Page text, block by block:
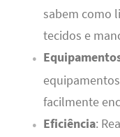
sabem como
tecidos e
facilmente
Eficiência: